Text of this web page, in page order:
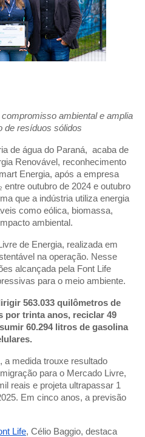
ambiental e amplia
de resíduos sólidos
de água do Paraná, acaba de
Renovável, reconhecimento
Energia, após a empresa
entre outubro de 2024 e outubro
que a indústria utiliza energia
como eólica, biomassa,
ambiental.
de Energia, realizada em
na operação. Nesse
alcançada pela Font Life
para o meio ambiente.
563.033 quilômetros de
por trinta anos, reciclar 49
60.294 litros de gasolina
a medida trouxe resultado
para o Mercado Livre,
reais e projeta ultrapassar 1
Em cinco anos, a previsão
Life, Célio Baggio, destaca